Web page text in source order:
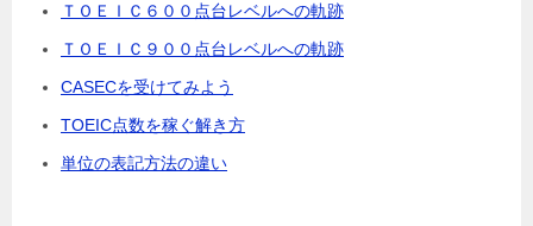
ＴＯＥＩＣ６００点台レベルへの軌跡
ＴＯＥＩＣ９００点台レベルへの軌跡
CASECを受けてみよう
TOEIC点数を稼ぐ解き方
単位の表記方法の違い